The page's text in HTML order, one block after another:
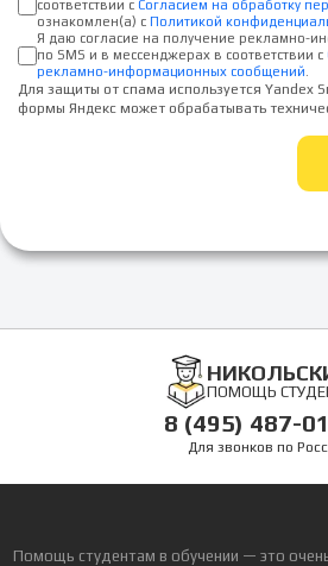
соответствии с Согласием на обработку
ознакомлен(а) с Политикой
Я даю согласие на получение рекламно-
по SMS и в мессенджерах в соответствии с
рекламно-информационных сообщений
Для защиты от спама используется Yandex
формы Яндекс может обрабатывать
ПОМОЩЬ
8 (495) 487-
Для звонков по
Помощь студентам в обучении — это